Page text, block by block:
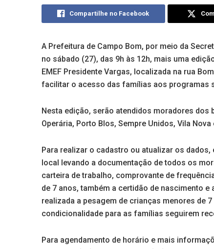
Compartilhe no Facebook
A Prefeitura de Campo Bom, por meio da
no sábado (27), das 9h às 12h, mais uma
EMEF Presidente Vargas, localizada na rua
facilitar o acesso das famílias aos programas
Nesta edição, serão atendidos moradores dos
Operária, Porto Blos, Sempre Unidos, Vila Nova
Para realizar o cadastro ou atualizar os
local levando a documentação de todos os
carteira de trabalho, comprovante de
de 7 anos, também a certidão de nascimento
realizada a pesagem de crianças menores de
condicionalidade para as famílias seguirem
Para agendamento de horário e mais